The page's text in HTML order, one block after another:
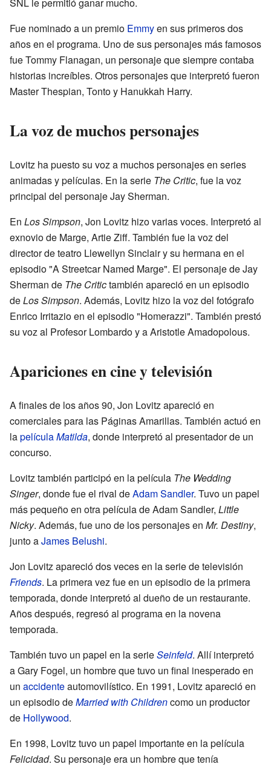
SNL le permitió ganar mucho.
Fue nominado a un premio Emmyen sus primeros dos
años en el programa. Uno de sus personajes más famosos
fue Tommy Flanagan, un personaje que siempre contaba
historias increíbles. Otros personajes que interpretó fueron
Master Thespian, Tonto y Hanukkah Harry.
La voz de muchos personajes
Lovitz ha puesto su voz a muchos personajes en series
animadas y películas. En la serie The Critic, fue la voz
principal del personaje Jay Sherman.
En Los Simpson, Jon Lovitz hizo varias voces. Interpretó al
exnovio de Marge, Artie Ziff. También fue la voz del
director de teatro Llewellyn Sinclair y su hermana en el
episodio "A Streetcar Named Marge". El personaje de Jay
Sherman de The Critictambién apareció en un episodio
deLos Simpson. Además, Lovitz hizo la voz del fotógrafo
Enrico Irritazio en el episodio "Homerazzi". También prestó
su voz al Profesor Lombardo y a Aristotle Amadopolous.
Apariciones en cine y televisión
A finales de los años 90, Jon Lovitz apareció en
comerciales para las Páginas Amarillas. También actuó en
lapelículaMatilda, donde interpretó al presentador de un
concurso.
Lovitz también participó en la película The Wedding
Singer, donde fue el rival deAdam Sandler. Tuvo un papel
más pequeño en otra película de Adam Sandler, Little
Nicky. Además, fue uno de los personajes en Mr. Destiny,
junto aJames Belushi.
Jon Lovitz apareció dos veces en la serie de televisión
Friends. La primera vez fue en un episodio de la primera
temporada, donde interpretó al dueño de un restaurante.
Años después, regresó al programa en la novena
temporada.
También tuvo un papel en la serieSeinfeld. Allí interpretó
a Gary Fogel, un hombre que tuvo un final inesperado en
un accidenteautomovilístico. En 1991, Lovitz apareció en
un episodio deMarried with Childrencomo un productor
de Hollywood.
En 1998, Lovitz tuvo un papel importante en la película
Felicidad. Su personaje era un hombre que tenía